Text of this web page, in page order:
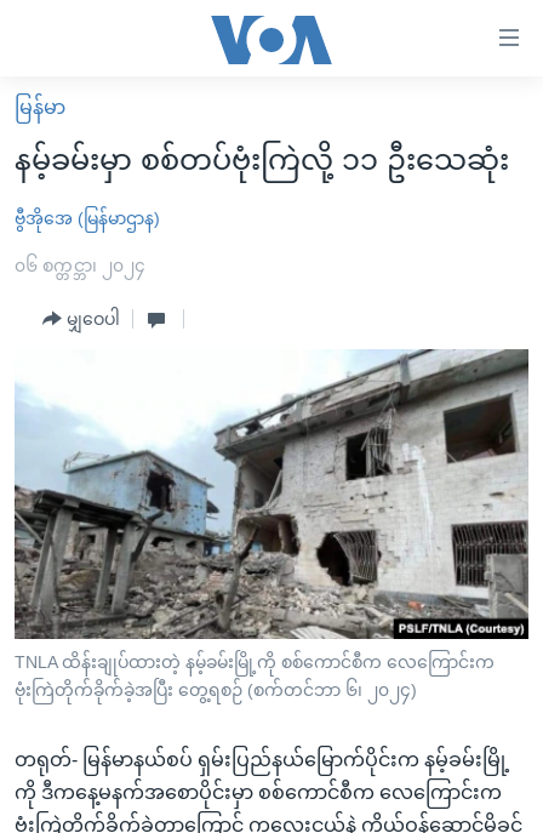
လွယ်ကူ
စေ
Link
များ
သို့
ရန်
ပင်မ
အ
ညွန်း
စာမျက်နှာ
ကျော်
ရှာဖွေ
ရန်
မူလစာမျက်နှာ
မြန်မာ
ကမ္ဘာ့သတင်းများ
နိုင်ငံတကာ
ဗွီဒီယို
အင်္ဂလိပ်စာလေ့လာမယ်
အမေရိကန်သုံးအီဒီယံ
မကြေးမုံရဲ့ အင်္ဂလိပ်စာ
ရုပ်ရှင်ထဲက အင်္ဂလိပ်စာ
သုတပဒေသာ အင်္ဂလိပ်စာ
အပတ်စဉ်ကဏ္ဍများ
ရေဒီယို
တီဗွီ
ရေဒီယိုနှင့်ရုပ်သံ အချက်အလက်များ
ရေဒီယို/တီဗွီအစီအစဉ်
Learning English
ဗွီအိုအေ လူမှုကွန်ယက်များ
ဘာသာစကားများ
မြန်မာ
နမ့်ခမ်းမှာ စစ်တပ်ဗုံးကြဲလို့ ၁၁ ဦးသေဆုံး
ဗွီအိုအေ (မြန်မာဌာန)
၀၆ စက္တင္ဘာ၊ ၂၀၂၄
မျှဝေပါ
TNLA ထိန်းချုပ်ထားတဲ့ နမ့်ခမ်းမြို့ကို စစ်ကောင်စီက လေကြောင်းက
ဗုံးကြဲတိုက်ခိုက်ခဲ့အပြီး တွေ့ရစဉ် (စက်တင်ဘာ ၆၊ ၂၀၂၄)
တရုတ်- မြန်မာနယ်စပ် ရှမ်းပြည်နယ်မြောက်ပိုင်းက နမ့်ခမ်းမြို့
ကို ဒီကနေ့မနက်အစောပိုင်းမှာ စစ်ကောင်စီက လေကြောင်းက
ဗုံးကြဲတိုက်ခိုက်ခဲ့တာကြောင့် ကလေးငယ်နဲ့ ကိုယ်ဝန်ဆောင်မိခင်